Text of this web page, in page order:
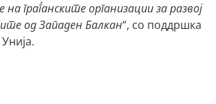
граѓанските организации за развој
од Западен Балкан“, со поддршка